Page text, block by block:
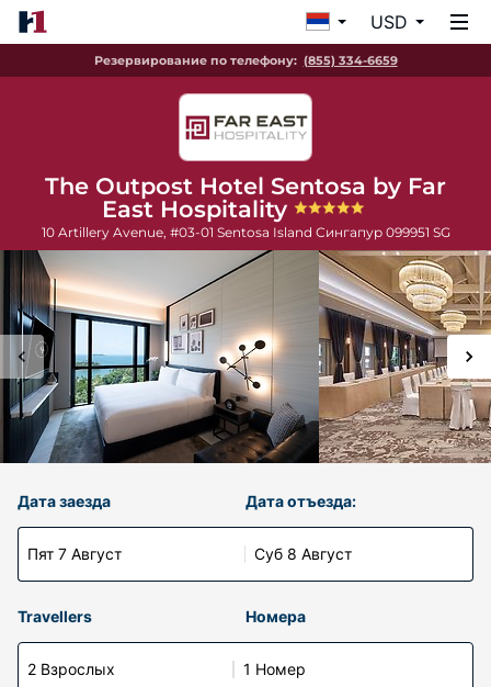
USD
Резервирование по телефону: (855) 334-6659
The Outpost Hotel Sentosa by Far
East Hospitality
10 Artillery Avenue, #03-01 Sentosa Island Сингапур 099951 SG
Дата заезда
Пят 7 Август
Дата отъезда:
Суб 8 Август
Travellers Номера
2 Взрослых 1 Номер